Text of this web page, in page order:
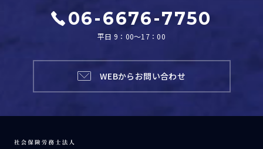
06-6676-7750
平日 9：00～17：00
WEBからお問い合わせ